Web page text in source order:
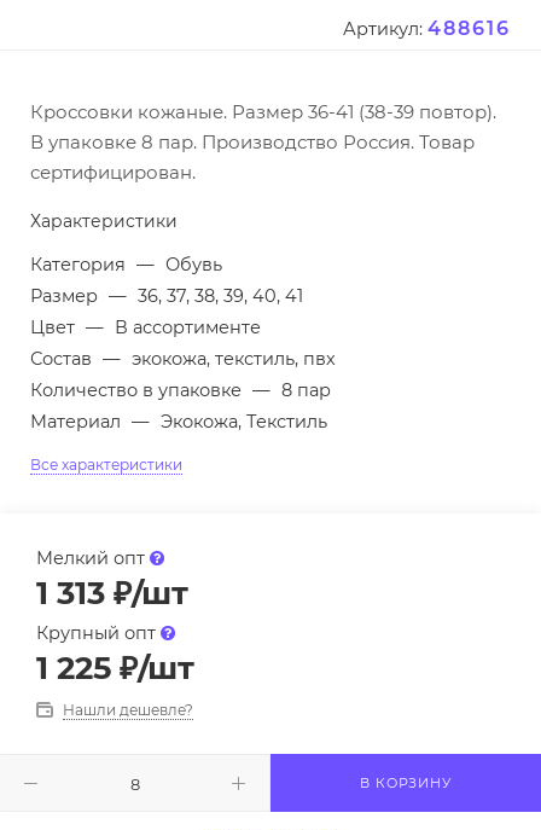
Артикул: 488616
Кроссовки кожаные. Размер 36-41 (38-39 повтор).
В упаковке 8 пар. Производство Россия. Товар
сертифицирован.
Характеристики
Категория — Обувь
Размер — 36, 37, 38, 39, 40, 41
Цвет — В ассортименте
Состав — экокожа, текстиль, пвх
Количество в упаковке — 8 пар
Материал — Экокожа, Текстиль
Все характеристики
Мелкий опт
1 313 ₽/шт
Крупный опт
1 225 ₽/шт
Нашли дешевле?
В КОРЗИНУ